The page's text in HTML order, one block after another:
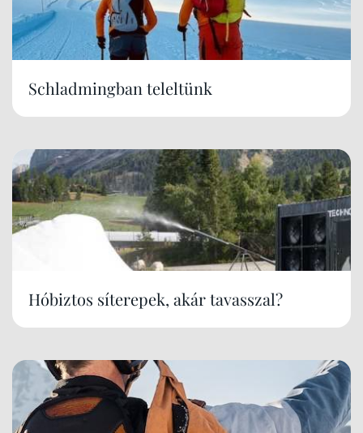
Schladmingban teleltünk
Hóbiztos síterepek, akár tavasszal?